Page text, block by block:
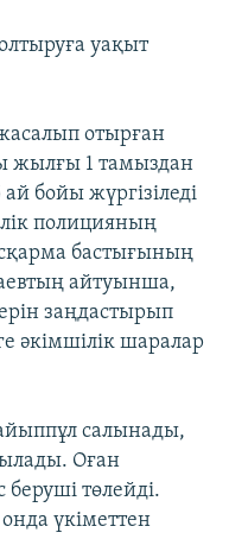
уақыт
отырған
1 тамыздан
бойы жүргізіледі
полицияның
бастығының
айтуынша,
заңдастырып
әкімшілік шаралар
салынады,
Оған
төлейді.
үкіметтен